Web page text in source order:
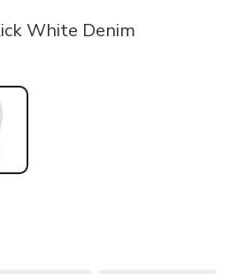
White Denim